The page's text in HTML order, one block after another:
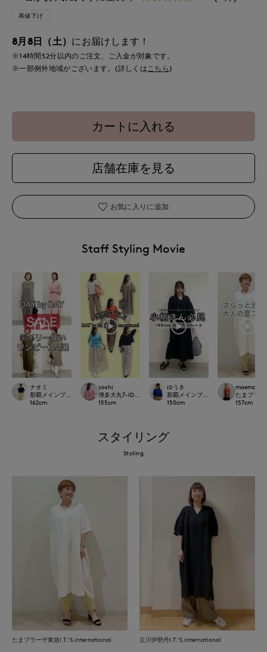
再値下げ
8月8日（土） にお届けします！
※14時間 52分以内のご注文、ご入金が対象です。
※一部例外地域がございます。(詳しくは こちら )
カートに入れる
店舗在庫を見る
お気に入りに追加
Staff Styling Movie
ナオミ
那覇メインプレイスI.T.'S.international
162cm
yoshi
博多大丸7-IDconcept.
155cm
ゆうき
那覇メインプレイス
150cm
maemae
たまプラ
157cm
スタイリング
Styling
たまプラーザ東急I.T.'S.international 立川伊勢丹I.T.'S.international